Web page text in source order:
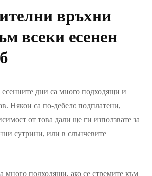
връхни
всеки есенен
есенните дни са много подходящи и
Някои са по-дебело подплатени,
от това дали ще ги използвате за
сутрини, или в слънчевите
много подходящи, ако се стремите към